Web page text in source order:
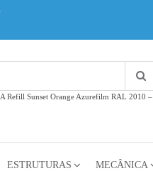
Refill Sunset Orange Azurefilm RAL 2010 –
ESTRUTURAS MECÂNICA